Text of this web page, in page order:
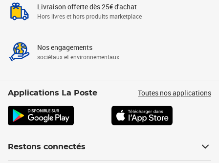
Livraison offerte dès 25€ d'achat
Hors livres et hors produits marketplace
Nos engagements
sociétaux et environnementaux
Applications La Poste Toutes nos applications
Restons connectés